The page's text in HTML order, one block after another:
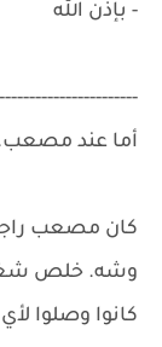
- بإذن الله
أما عند
كان مصعب راجع
وشه. خلص
كانوا وصلوا